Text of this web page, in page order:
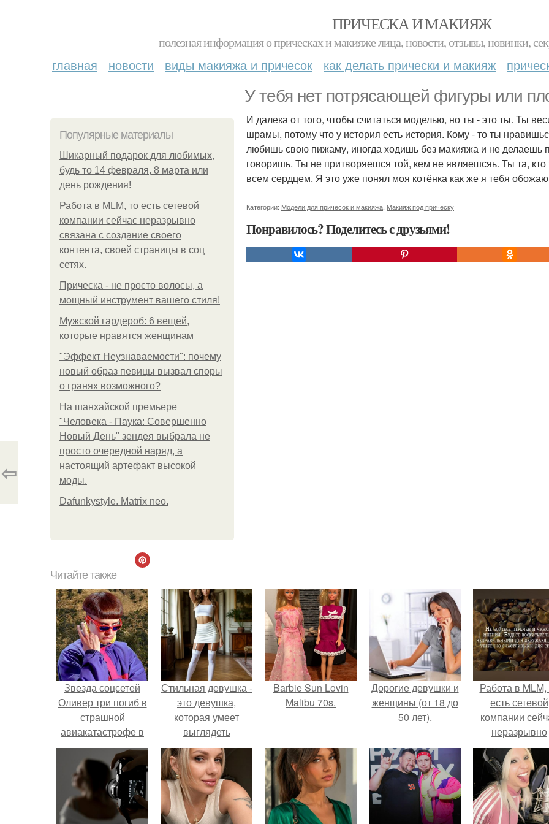
ПРИЧЕСКА И МАКИЯЖ
полезная информация о прическах и макияже лица, новости, отзывы, новинки,
главная новости виды макияжа и причесок как делать прически и макияж
У тебя нет потрясающей фигуры или
Популярные материалы
Шикарный подарок для любимых,
будь то 14 февраля, 8 марта или
день рождения!
Работа в MLM, то есть сетевой
компании сейчас неразрывно
связана с создание своего
контента, своей страницы в соц
сетях.
Прическа - не просто волосы, а
мощный инструмент вашего стиля!
Мужской гардероб: 6 вещей,
которые нравятся женщинам
"Эффект Неузнаваемости": почему
новый образ певицы вызвал споры
о гранях возможного?
На шанхайской премьере
"Человека - Паука: Совершенно
Новый День" зендея выбрала не
просто очередной наряд, а
настоящий артефакт высокой
моды.
Dafunkystyle. Matrix neo.
И далека от того, чтобы считаться моделью, но ты - это ты. Ты
шрамы, потому что у история есть история. Кому - то ты
любишь свою пижаму, иногда ходишь без макияжа и не делаешь
говоришь. Ты не притворяешся той, кем не являешсяь. Ты та,
всем сердцем. Я это уже понял моя котёнка как же я тебя
Категории: Модели для причесок и макияжа Макияж под прическу
Понравилось? Поделитесь с друзьями!
⇦
Читайте также
Звезда соцсетей
Оливер три погиб в
страшной
авиакатастрофе в
возрасте 32 лет.
Стильная девушка -
это девушка,
которая умеет
выглядеть
привлекательно и
элегантно в любои
ситуации.
Barbie Sun Lovin
Malibu 70s.
Дорогие девушки и
женщины (от 18 до
50 лет).
Работа в MLM,
есть сетевой
компании
неразрывно
связана с
своего
своей
соц сетях.